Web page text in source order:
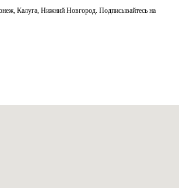
Калуга, Нижний Новгород. Подписывайтесь на